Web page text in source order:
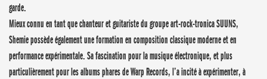
garde.
Mieux connu en tant que chanteur et guitariste du groupe art-rock-tronica SUUNS,
Shemie possède également une formation en composition classique moderne et en
performance expérimentale. Sa fascination pour la musique électronique, et plus
particulièrement pour les albums phares de Warp Records, l’a incité à expérimenter, à